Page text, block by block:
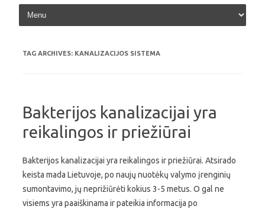
Skip to content
TAG ARCHIVES: KANALIZACIJOS SISTEMA
Bakterijos kanalizacijai yra
reikalingos ir priežiūrai
Bakterijos kanalizacijai yra reikalingos ir priežiūrai. Atsirado
keista mada Lietuvoje, po naujų nuotėkų valymo įrenginių
sumontavimo, jų neprižiūrėti kokius 3-5 metus. O gal ne
visiems yra paaiškinama ir pateikia informacija po